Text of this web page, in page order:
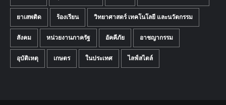
ยาเสพติด ร้องเรียน วิทยาศาสตร์ เทคโนโลยี และนวัตกรรม
สังคม หน่วยงานภาครัฐ อัคคีภัย อาชญากรรม
อุบัติเหตุ เกษตร ในประเทศ ไลฟ์สไตล์